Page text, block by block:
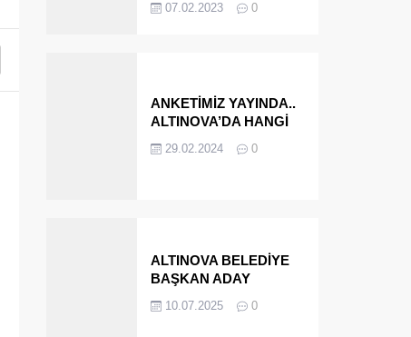
ÇINARCIK..
07.02.2023 0
ANKETİMİZ YAYINDA..
ALTINOVA’DA HANGİ
BAŞKANI OLARAK
29.02.2024 0
ALTINOVA BELEDİYE
BAŞKAN ADAY
MÜEBBET ALDI FİRAR
10.07.2025 0